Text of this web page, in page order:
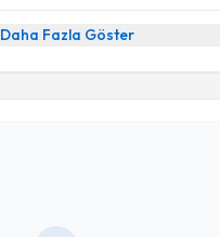
Daha Fazla Göster